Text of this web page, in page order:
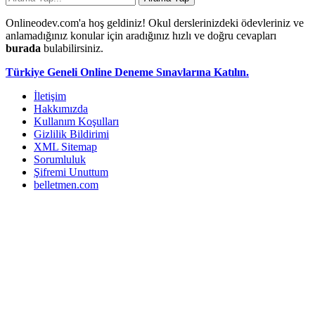
Onlineodev.com'a hoş geldiniz! Okul derslerinizdeki ödevleriniz ve
anlamadığınız konular için aradığınız hızlı ve doğru cevapları
burada bulabilirsiniz.
Türkiye Geneli Online Deneme Sınavlarına Katılın.
İletişim
Hakkımızda
Kullanım Koşulları
Gizlilik Bildirimi
XML Sitemap
Sorumluluk
Şifremi Unuttum
belletmen.com